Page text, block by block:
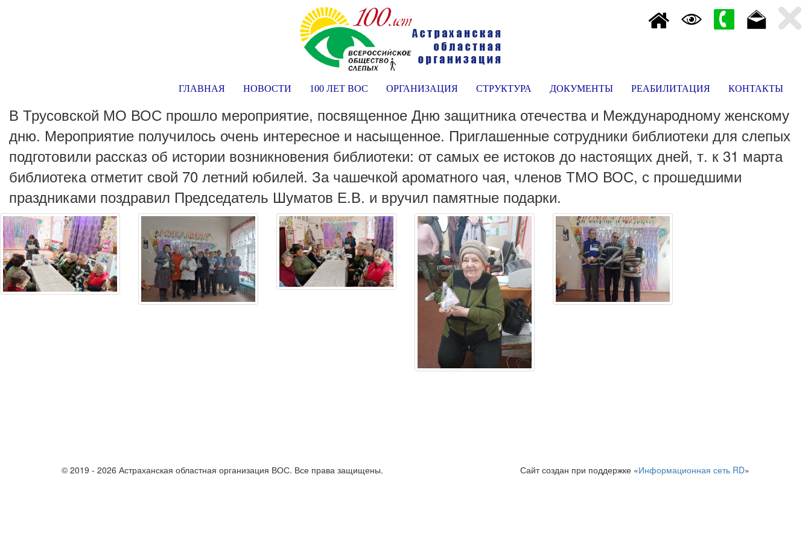
ГЛАВНАЯ НОВОСТИ 100 ЛЕТ ВОС ОРГАНИЗАЦИЯ СТРУКТУРА ДОКУМЕНТЫ РЕАБИЛИТАЦИЯ КОНТАКТЫ
В Трусовской МО ВОС прошло мероприятие, посвященное Дню защитника отечества и Международному женскому
дню. Мероприятие получилось очень интересное и насыщенное. Приглашенные сотрудники библиотеки для слепых
подготовили рассказ об истории возникновения библиотеки: от самых ее истоков до настоящих дней, т. к 31 марта
библиотека отметит свой 70 летний юбилей. За чашечкой ароматного чая, членов ТМО ВОС, с прошедшими
праздниками поздравил Председатель Шуматов Е.В. и вручил памятные подарки.
© 2019 - 2026 Астраханская областная организация ВОС. Все права защищены. Сайт создан при поддержке «Информационная сеть RD»